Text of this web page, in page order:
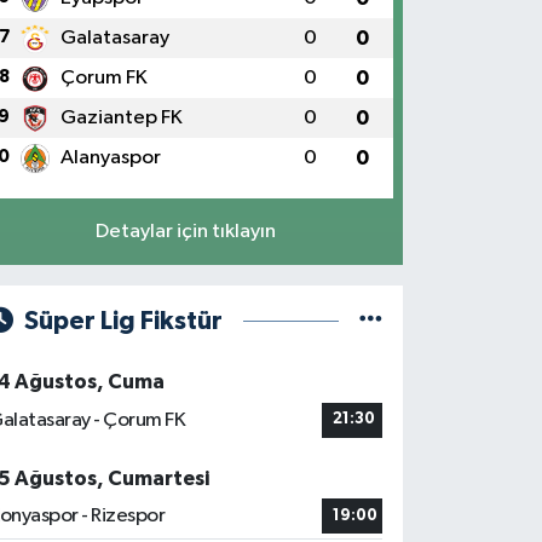
7 Galatasaray 0 0
8 Çorum FK 0 0
9 Gaziantep FK 0 0
Alanyaspor 0 0
Detaylar için tıklayın
Süper Lig Fikstür
Ağustos, Cuma
- Çorum FK
21:30
Ağustos, Cumartesi
- Rizespor
19:00